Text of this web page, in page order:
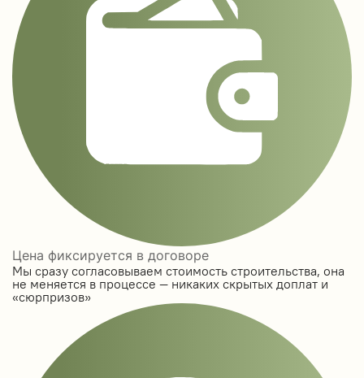
Цена фиксируется в договоре
Мы сразу согласовываем стоимость строительства, она
не меняется в процессе — никаких скрытых доплат и
«сюрпризов»